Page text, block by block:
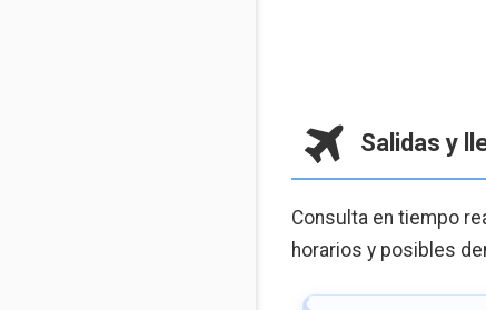
Salidas y
Consulta en tiempo
horarios y posibles